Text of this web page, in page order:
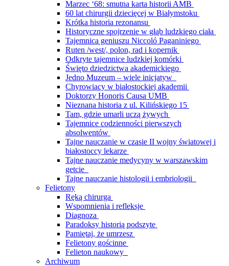
Marzec ‘68: smutna karta historii AMB
60 lat chirurgii dziecięcej w Białymstoku
Krótka historia rezonansu
Historyczne spojrzenie w głąb ludzkiego ciała
Tajemnica geniuszu Niccoló Paganiniego
Ruten /west/, polon, rad i kopernik
Odkryte tajemnice ludzkiej komórki
Święto dziedzictwa akademickiego
Jedno Muzeum – wiele inicjatyw
Chyrowiacy w białostockiej akademii
Doktorzy Honoris Causa UMB
Nieznana historia z ul. Kilińskiego 15
Tam, gdzie umarli uczą żywych
Tajemnice codzienności pierwszych
absolwentów
Tajne nauczanie w czasie II wojny światowej i
białostoccy lekarze
Tajne nauczanie medycyny w warszawskim
getcie
Tajne nauczanie histologii i embriologii
Felietony
Ręką chirurga
Wspomnienia i refleksje
Diagnoza
Paradoksy historią podszyte
Pamiętaj, że umrzesz
Felietony gościnne
Felieton naukowy
Archiwum